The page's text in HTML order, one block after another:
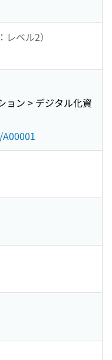
ベル2）
ョン > デジタル化資